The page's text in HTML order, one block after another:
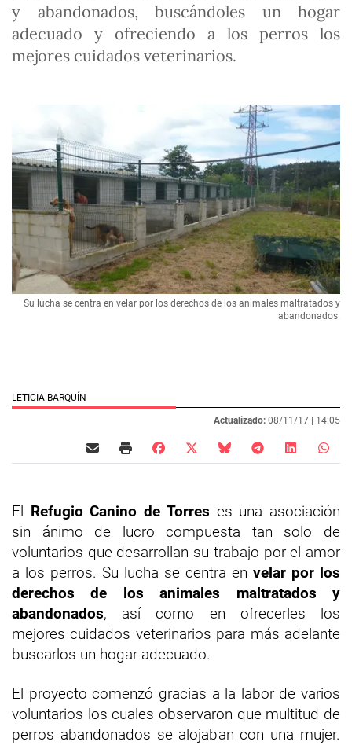
y abandonados, buscándoles un hogar
adecuado y ofreciendo a los perros los
mejores cuidados veterinarios.
Su lucha se centra en velar por los derechos de los animales maltratados y
abandonados.
LETICIA BARQUÍN
Actualizado: 08/11/17 | 14:05
El Refugio Canino de Torres es una asociación
sin ánimo de lucro compuesta tan solo de
voluntarios que desarrollan su trabajo por el amor
a los perros. Su lucha se centra en velar por los
derechos de los animales maltratados y
abandonados, así como en ofrecerles los
mejores cuidados veterinarios para más adelante
buscarlos un hogar adecuado.
El proyecto comenzó gracias a la labor de varios
voluntarios los cuales observaron que multitud de
perros abandonados se alojaban con una mujer.